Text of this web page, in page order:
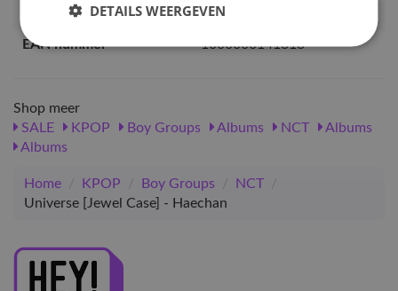
Artikelnummer
14131
EAN nummer
1000000141313
Shop meer
SALE
KPOP Boy Groups Albums NCT
Albums
Albums
Home / KPOP / Boy Groups / NCT
/
Universe [Jewel Case] - Haechan
DETAILS WEERGEVEN